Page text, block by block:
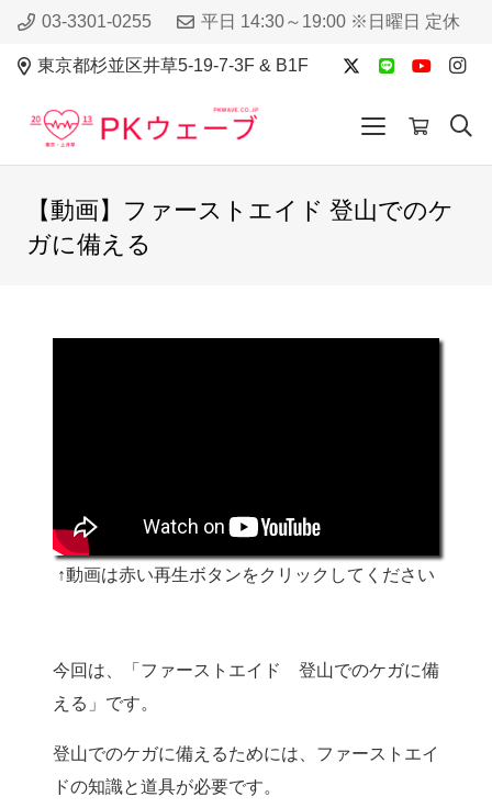
03-3301-0255 平日 14:30～19:00 ※日曜日 定休
東京都杉並区井草5-19-7-3F & B1F
【動画】ファーストエイド 登山でのケ
ガに備える
↑動画は赤い再生ボタンをクリックしてください
今回は、「ファーストエイド 登山でのケガに備
える」です。
登山でのケガに備えるためには、ファーストエイ
ドの知識と道具が必要です。